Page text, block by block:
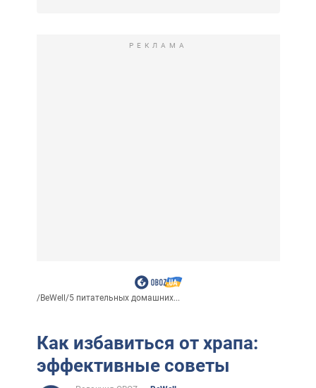
РЕКЛАМА
/BeWell /5 питательных домашних...
Как избавиться от храпа:
эффективные советы